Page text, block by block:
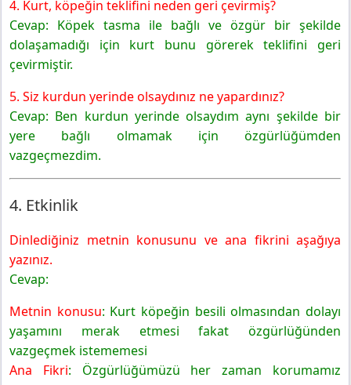
4. Kurt, köpeğin teklifini neden geri çevirmiş?
Cevap: Köpek tasma ile bağlı ve özgür bir şekilde
dolaşamadığı için kurt bunu görerek teklifini geri
çevirmiştir.
5. Siz kurdun yerinde olsaydınız ne yapardınız?
Cevap: Ben kurdun yerinde olsaydım aynı şekilde bir
yere bağlı olmamak için özgürlüğümden
vazgeçmezdim.
4. Etkinlik
Dinlediğiniz metnin konusunu ve ana fikrini aşağıya
yazınız.
Cevap:
Metnin konusu: Kurt köpeğin besili olmasından dolayı
yaşamını merak etmesi fakat özgürlüğünden
vazgeçmek istememesi
Ana Fikri: Özgürlüğümüzü her zaman korumamız